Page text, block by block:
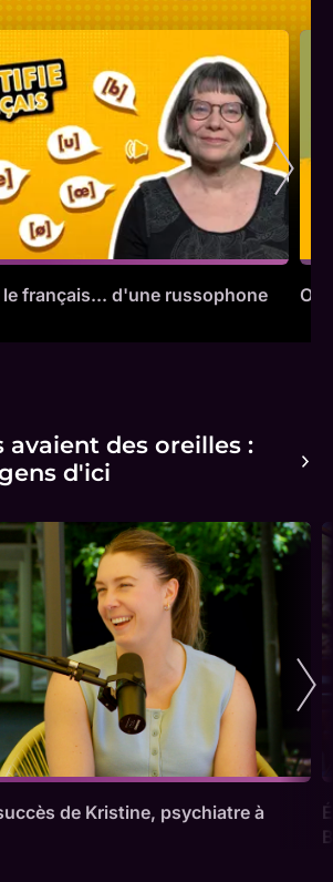
français... d'une russophone On
avaient des oreilles :
d'ici
de Kristine, psychiatre à